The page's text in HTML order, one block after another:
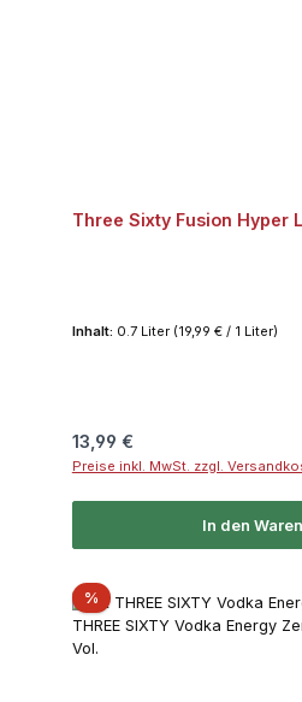
Three Sixty Fusion Hyper
Inhalt: 0.7 Liter (19,99 € / 1 Liter)
Regulärer Preis:
13,99 €
Preise inkl. MwSt. zzgl.
In den
%Rabatt